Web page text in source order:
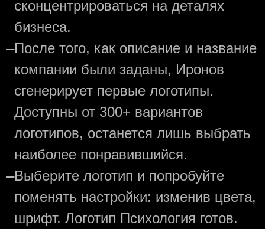
сконцентрироваться на деталях
бизнеса.
—После того, как описание и название
компании были заданы, Иронов
сгенерирует первые логотипы.
Доступны от 300+ вариантов
логотипов, останется лишь выбрать
наиболее понравившийся.
—Выберите логотип и попробуйте
поменять настройки: изменив цвета,
шрифт. Логотип Психология готов.